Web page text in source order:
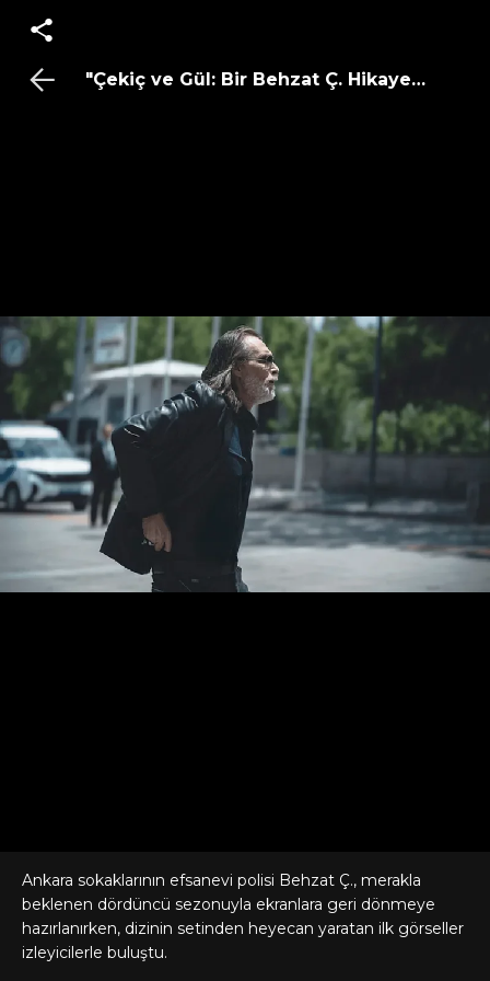
"Çekiç ve Gül: Bir Behzat Ç. Hikayesi"nden
Ankara sokaklarının efsanevi polisi Behzat Ç., merakla
beklenen dördüncü sezonuyla ekranlara geri dönmeye
hazırlanırken, dizinin setinden heyecan yaratan ilk görseller
izleyicilerle buluştu.